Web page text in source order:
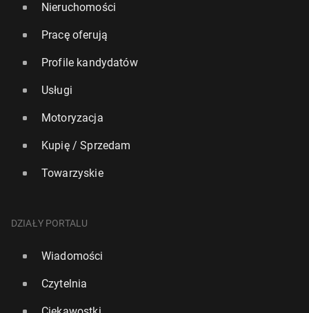
Nieruchomości
Pracę oferują
Profile kandydatów
Usługi
Motoryzacja
Kupię / Sprzedam
Towarzyskie
DZIAŁY PORTALU
Wiadomości
Czytelnia